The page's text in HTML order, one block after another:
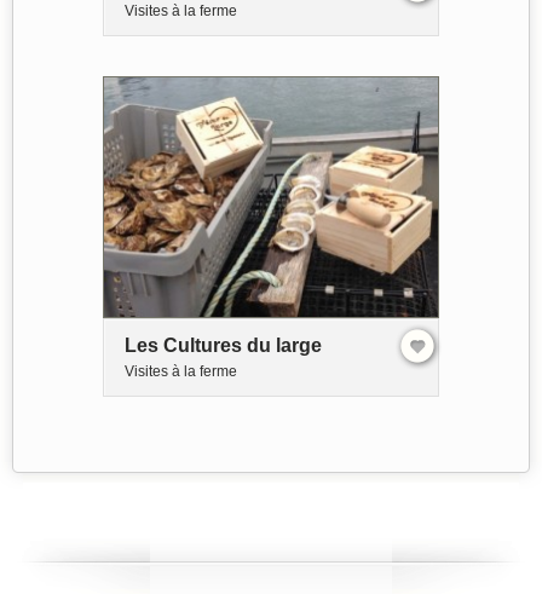
Visites à la ferme
Les Cultures du large
Visites à la ferme